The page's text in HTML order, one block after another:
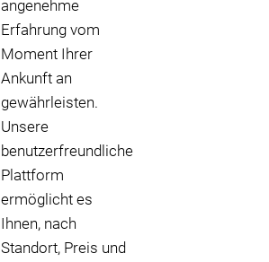
angenehme
Erfahrung vom
Moment Ihrer
Ankunft an
gewährleisten.
Unsere
benutzerfreundliche
Plattform
ermöglicht es
Ihnen, nach
Standort, Preis und